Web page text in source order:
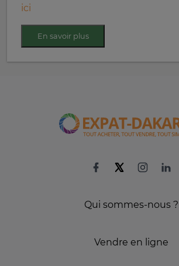
ici
En savoir plus
Qui sommes-nous ?
Vendre en ligne